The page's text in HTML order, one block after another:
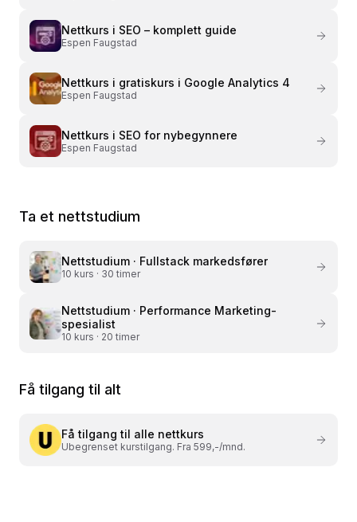
Nettkurs i SEO – komplett guide
Espen Faugstad
Nettkurs i gratiskurs i Google Analytics 4
Espen Faugstad
Nettkurs i SEO for nybegynnere
Espen Faugstad
Ta et nettstudium
Nettstudium · Fullstack markedsfører
10 kurs · 30 timer
Nettstudium · Performance Marketing-
spesialist
10 kurs · 20 timer
Få tilgang til alt
Få tilgang til alle nettkurs
Ubegrenset kurstilgang. Fra 599,-/mnd.